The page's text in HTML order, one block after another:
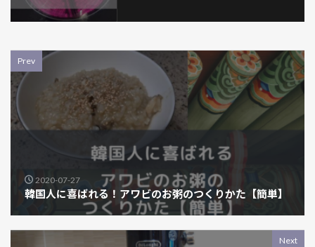
Prev
2020-07-27
韓国人に喜ばれる！アワビのお粥のつくりかた【簡単】
Next